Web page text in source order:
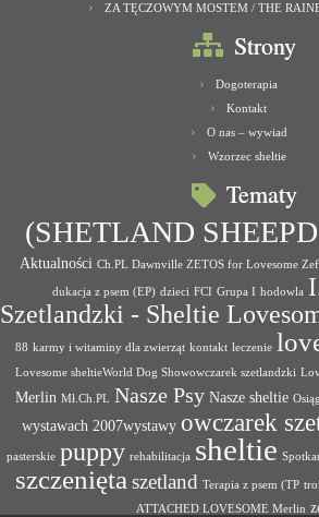
ZA TĘCZOWYM MOSTEM / THE
Strony
Dogoterapia
Kontakt
O nas – wywiad
Wzorzec sheltie
Tematy
(SHETLAND
Aktualności Ch.PL Dawnville ZETOS for Lovesome
dukacja z psem (EP) dzieci FCI Grupa I hodowla
Szetlandzki - Sheltie
88 karmy i witaminy dla zwierząt kontakt leczenie
Lovesome sheltieWorld Dog Showowczarek szetlandzki
Merlin Mł.Ch.PL Nasze Psy Nasze sheltie
wystawach 2007wystawy owczarek
pasterskie puppy rehabilitacja sheltie
szczenięta szetland Terapia z psem (TP
ATTACHED LOVESOME Merlin